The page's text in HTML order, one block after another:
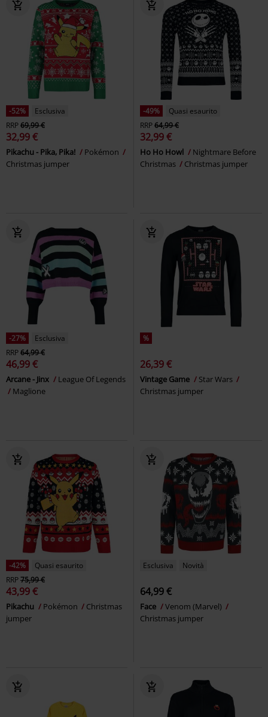
-52%
Esclusiva
RRP69,99 €
32,99 €
Pikachu - Pika, Pika!
Pokémon
Christmas jumper
-49%
Quasi esaurito
RRP64,99 €
32,99 €
Ho Ho Howl
Nightmare Before
Christmas
Christmas jumper
-27%
Esclusiva
RRP64,99 €
46,99 €
Arcane - Jinx
League Of Legends
Maglione
%
26,39 €
Vintage Game
Star Wars
Christmas jumper
-42%
Quasi esaurito
RRP75,99 €
43,99 €
Pikachu Pokémon
Christmas
jumper
Esclusiva Novità
64,99 €
Face
Venom (Marvel)
Christmas jumper